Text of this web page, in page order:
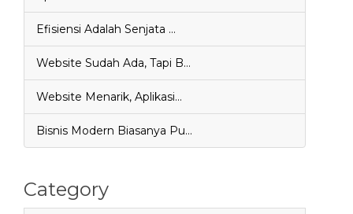
Efisiensi Adalah Senjata …
Website Sudah Ada, Tapi B…
Website Menarik, Aplikasi…
Bisnis Modern Biasanya Pu…
Category